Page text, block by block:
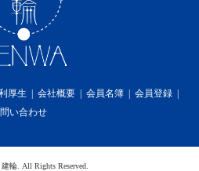
ては無償提供の為、
。
シーの遵守
し、当社のホームペ
条（本サービス提供
厚生 会社概要 会員名簿
会員登録
い合わせ
建輪 . All Rights Reserved.